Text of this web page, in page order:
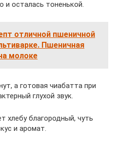
и осталась тоненькой.
отличной пшеничной
Пшеничная
молоке
а готовая чиабатта при
глухой звук.
хлебу благородный, чуть
и аромат.